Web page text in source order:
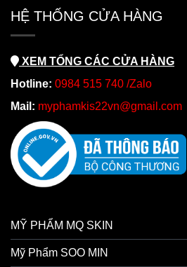
HỆ THỐNG CỬA HÀNG
XEM TỔNG CÁC CỬA HÀNG
Hotline: 0984 515 740 /Zalo
Mail: myphamkis22vn@gmail.com
MỸ PHẨM MQ SKIN
Mỹ Phẩm SOO MIN